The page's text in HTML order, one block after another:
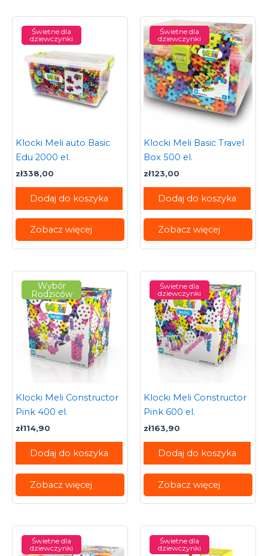
Świetne dla
dziewczynki
Klocki Meli auto Basic
Edu 2000 el.
zł338,00
Dodaj do koszyka
Zobacz więcej
Świetne dla
dziewczynki
Klocki Meli Basic Travel
Box 500 el.
zł123,00
Dodaj do koszyka
Zobacz więcej
Wybór
Rodziców
Klocki Meli Constructor
Pink 400 el.
zł114,90
Dodaj do koszyka
Zobacz więcej
Świetne dla
dziewczynki
Klocki Meli Constructor
Pink 600 el.
zł163,90
Dodaj do koszyka
Zobacz więcej
Świetne dla
dziewczynki
Świetne dla
dziewczynki